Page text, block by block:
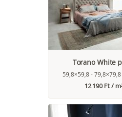
Torano White
59,8×59,8 -
12 190 Ft /